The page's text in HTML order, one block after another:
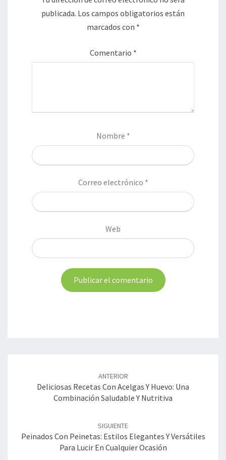
publicada. Los campos obligatorios están
marcados con *
Comentario *
Nombre *
Correo electrónico *
Web
entradas
ANTERIOR
Deliciosas Recetas Con Acelgas Y Huevo: Una
Combinación Saludable Y Nutritiva
SIGUIENTE
Peinados Con Peinetas: Estilos Elegantes Y Versátiles
Para Lucir En Cualquier Ocasión